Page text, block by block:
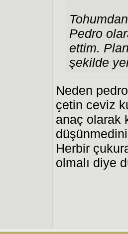
Pedro
ettim.
şekilde
Neden
çetin ceviz
anaç olarak
Herbir
olmalı diye